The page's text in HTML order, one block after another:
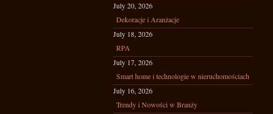
July 20, 2026
Dekoracje i Aranżacje
July 18, 2026
RPA
July 17, 2026
Smart home i technologie w nieruchomościach
July 16, 2026
Trendy i Nowości w Branży